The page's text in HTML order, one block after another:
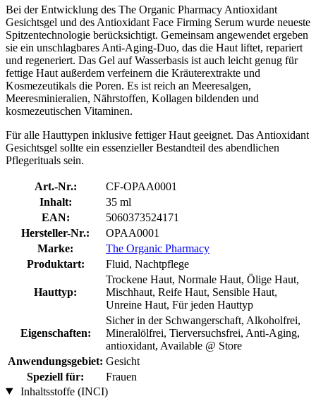
Bei der Entwicklung des The Organic Pharmacy Antioxidant
Gesichtsgel und des Antioxidant Face Firming Serum wurde neueste
Spitzentechnologie berücksichtigt. Gemeinsam angewendet ergeben
sie ein unschlagbares Anti-Aging-Duo, das die Haut liftet, repariert
und regeneriert. Das Gel auf Wasserbasis ist auch leicht genug für
fettige Haut außerdem verfeinern die Kräuterextrakte und
Kosmezeutikals die Poren. Es ist reich an Meeresalgen,
Meeresminieralien, Nährstoffen, Kollagen bildenden und
kosmezeutischen Vitaminen.
Für alle Hauttypen inklusive fettiger Haut geeignet. Das Antioxidant
Gesichtsgel sollte ein essenzieller Bestandteil des abendlichen
Pflegerituals sein.
Art.-Nr.:
CF-OPAA0001
Inhalt:
35 ml
EAN:
5060373524171
Hersteller-Nr.:
OPAA0001
Marke:
The Organic Pharmacy
Produktart:
Fluid, Nachtpflege
Hauttyp:
Trockene Haut, Normale Haut, Ölige Haut,
Mischhaut, Reife Haut, Sensible Haut,
Unreine Haut, Für jeden Hauttyp
Eigenschaften:
Sicher in der Schwangerschaft, Alkoholfrei,
Mineralölfrei, Tierversuchsfrei, Anti-Aging,
antioxidant, Available @ Store
Anwendungsgebiet: Gesicht
Speziell für:
Frauen
Inhaltsstoffe (INCI)